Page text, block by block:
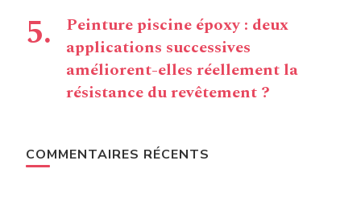
Peinture piscine époxy : deux
applications successives
améliorent-elles réellement la
résistance du revêtement ?
COMMENTAIRES RÉCENTS